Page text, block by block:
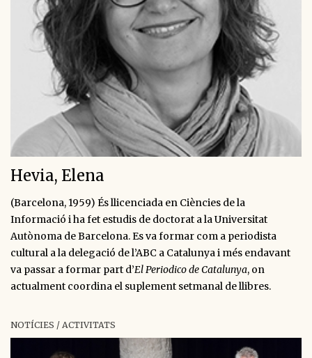
Hevia, Elena
(Barcelona, 1959) És llicenciada en Ciències de la
Informació i ha fet estudis de doctorat a la Universitat
Autònoma de Barcelona. Es va formar com a periodista
cultural a la delegació de l’ABC a Catalunya i més endavant
va passar a formar part d’El Periodico de Catalunya, on
actualment coordina el suplement setmanal de llibres.
NOTÍCIES / ACTIVITATS